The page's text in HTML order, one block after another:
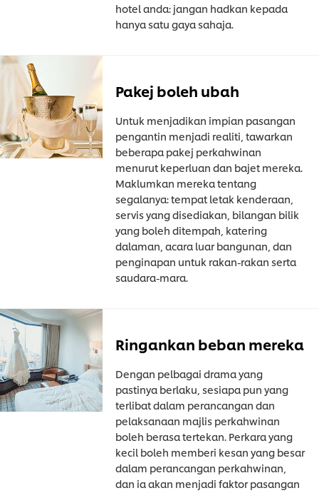
hotel anda: jangan hadkan kepada
hanya satu gaya sahaja.
Pakej boleh ubah
Untuk menjadikan impian pasangan
pengantin menjadi realiti, tawarkan
beberapa pakej perkahwinan
menurut keperluan dan bajet mereka.
Maklumkan mereka tentang
segalanya: tempat letak kenderaan,
servis yang disediakan, bilangan bilik
yang boleh ditempah, katering
dalaman, acara luar bangunan, dan
penginapan untuk rakan-rakan serta
saudara-mara.
Ringankan beban mereka
Dengan pelbagai drama yang
pastinya berlaku, sesiapa pun yang
terlibat dalam perancangan dan
pelaksanaan majlis perkahwinan
boleh berasa tertekan. Perkara yang
kecil boleh memberi kesan yang besar
dalam perancangan perkahwinan,
dan ia akan menjadi faktor pasangan